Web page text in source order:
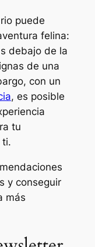
puede
felina:
debajo de la
de una
con un
, es posible
tu
ti.
y conseguir
más